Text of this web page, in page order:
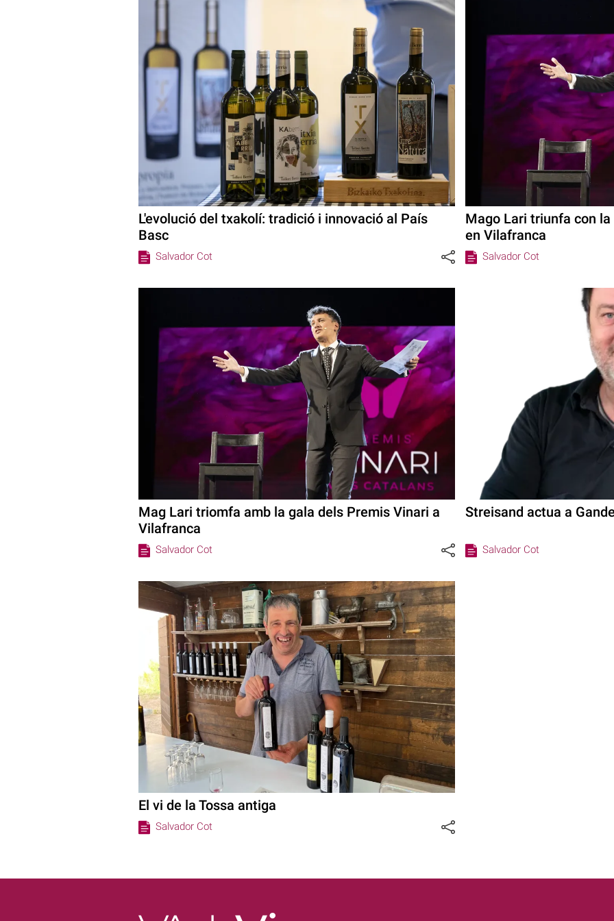
L'evolució del txakolí: tradició i innovació al País
Basc
Salvador Cot
Mago Lari triunfa con
en Vilafranca
Salvador Cot
Mag Lari triomfa amb la gala dels Premis Vinari a
Vilafranca
Salvador Cot
Streisand actua a
Salvador Cot
El vi de la Tossa antiga
Salvador Cot